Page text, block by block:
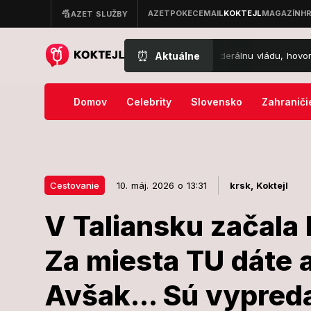
⏰ Aktuálne
zvrat v kauze Epstein: Štát žaluje federálnu vládu, hovorí o
Domov Celebrity Slovensko
Cestovanie 10. máj. 2026 o 13:31 krsk, Koktejl
V Taliansku
Za miesta TU dáte
Avšak... Sú
V Taliansku